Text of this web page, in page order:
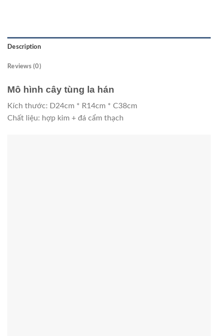
Description
Reviews (0)
Mô hình cây tùng la hán
Kích thước: D24cm * R14cm * C38cm
Chất liệu: hợp kim + đá cẩm thạch